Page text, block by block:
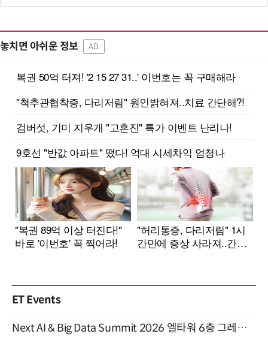
놓치면 아쉬운 정보 AD
ET Events
Next AI & Big Data Summit 2026 엘타워 6층 그레이스홀 개최 (9/18)